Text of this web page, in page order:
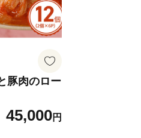
豚肉のロー
45,000円